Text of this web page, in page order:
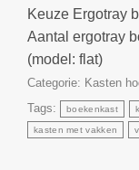
Keuze Ergotray
Aantal ergotray
(model: flat)
Categorie: Kasten
Tags:
boekenkast
kasten met vakken